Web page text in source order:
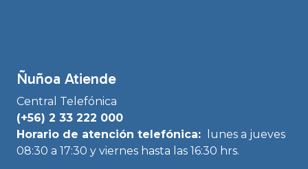
Ñuñoa Atiende
Central Telefónica
(+56) 2 33 222 000
Horario de atención telefónica:
lunes a jueves
08:30 a 17:30 y viernes hasta las 16:30 hrs.